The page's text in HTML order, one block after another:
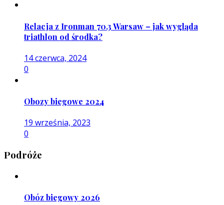
Relacja z Ironman 70.3 Warsaw – jak wygląda
triathlon od środka?
14 czerwca, 2024
0
Obozy biegowe 2024
19 września, 2023
0
Podróże
Obóz biegowy 2026